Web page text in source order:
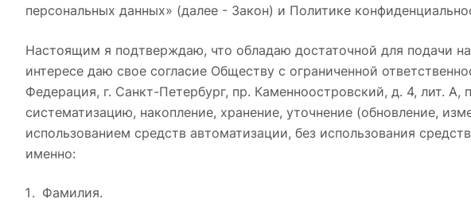
персональных данных» (далее - Закон) и Политике
Настоящим я подтверждаю, что обладаю достаточной для подачи
интересе даю свое согласие Обществу с ограниченной
Федерация, г. Санкт-Петербург, пр. Каменноостровский, д. 4, лит.
систематизацию, накопление, хранение, уточнение (обновление,
использованием средств автоматизации, без использования
именно:
Фамилия.